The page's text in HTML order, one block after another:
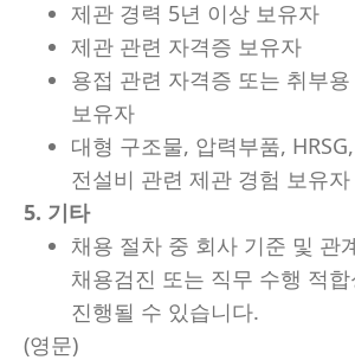
제관 경력 5년 이상 보유자
제관 관련 자격증 보유자
용접 관련 자격증 또는 취부
보유자
대형 구조물, 압력부품,
전설비 관련 제관 경험 보유자
5. 기타
채용 절차 중 회사 기준 및 관
채용검진 또는 직무 수행 적
진행될 수 있습니다.
(영문)